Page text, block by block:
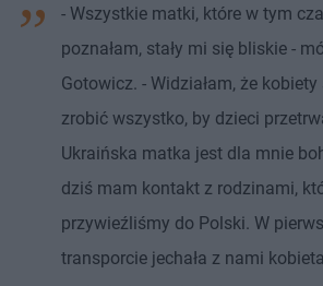
- Wszystkie matki, które w tym
poznałam, stały mi się bliskie -
Gotowicz. - Widziałam, że
zrobić wszystko, by dzieci
Ukraińska matka jest dla mnie
dziś mam kontakt z rodzinami,
przywieźliśmy do Polski. W
transporcie jechała z nami